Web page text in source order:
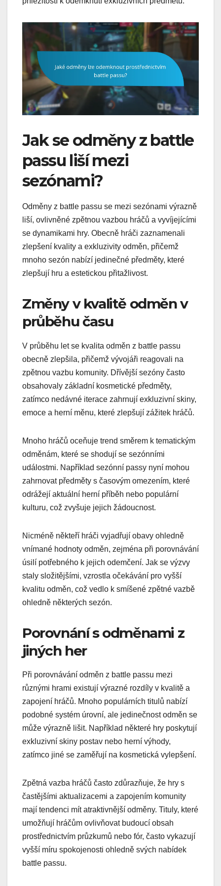
Jak se odměny z battle
passu liší mezi
sezónami?
Odměny z battle passu se mezi sezónami výrazně
liší, ovlivněné zpětnou vazbou hráčů a vyvíjejícími
se dynamikami hry. Obecně hráči zaznamenali
zlepšení kvality a exkluzivity odměn, přičemž
mnoho sezón nabízí jedinečné předměty, které
zlepšují hru a estetickou přitažlivost.
Změny v kvalitě odměn v
průběhu času
V průběhu let se kvalita odměn z battle passu
obecně zlepšila, přičemž vývojáři reagovali na
zpětnou vazbu komunity. Dřívější sezóny často
obsahovaly základní kosmetické předměty,
zatímco nedávné iterace zahrnují exkluzivní skiny,
emoce a herní měnu, které zlepšují zážitek hráčů.
Mnoho hráčů oceňuje trend směrem k tematickým
odměnám, které se shodují se sezónními
událostmi. Například sezónní passy nyní mohou
zahrnovat předměty s časovým omezením, které
odrážejí aktuální herní příběh nebo populární
kulturu, což zvyšuje jejich žádoucnost.
Nicméně někteří hráči vyjadřují obavy ohledně
vnímané hodnoty odměn, zejména při porovnávání
úsilí potřebného k jejich odemčení. Jak se výzvy
staly složitějšími, vzrostla očekávání pro vyšší
kvalitu odměn, což vedlo k smíšené zpětné vazbě
ohledně některých sezón.
Porovnání s odměnami z
jiných her
Při porovnávání odměn z battle passu mezi
různými hrami existují výrazné rozdíly v kvalitě a
zapojení hráčů. Mnoho populárních titulů nabízí
podobné systém úrovní, ale jedinečnost odměn se
může výrazně lišit. Například některé hry poskytují
exkluzivní skiny postav nebo herní výhody,
zatímco jiné se zaměřují na kosmetická vylepšení.
Zpětná vazba hráčů často zdůrazňuje, že hry s
častějšími aktualizacemi a zapojením komunity
mají tendenci mít atraktivnější odměny. Tituly, které
umožňují hráčům ovlivňovat budoucí obsah
prostřednictvím průzkumů nebo fór, často vykazují
vyšší míru spokojenosti ohledně svých nabídek
battle passu.